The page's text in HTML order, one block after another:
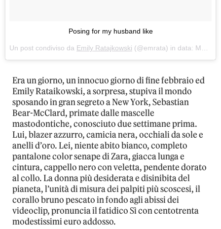
Posing for my husband like
Un post condiviso da Emily Ratajkowski (@emrata) in data: Mar 21, 2018 at 12:02 PDT
Era un giorno, un innocuo giorno di fine febbraio ed
Emily Rataikowski, a sorpresa, stupiva il mondo
sposando in gran segreto a New York, Sebastian
Bear-McClard, primate dalle mascelle
mastodontiche, conosciuto due settimane prima.
Lui, blazer azzurro, camicia nera, occhiali da sole e
anelli d’oro. Lei, niente abito bianco, completo
pantalone color senape di Zara, giacca lunga e
cintura, cappello nero con veletta, pendente dorato
al collo. La donna più desiderata e disinibita del
pianeta, l’unità di misura dei palpiti più scoscesi, il
corallo bruno pescato in fondo agli abissi dei
videoclip, pronuncia il fatidico Sì con centotrenta
modestissimi euro addosso.